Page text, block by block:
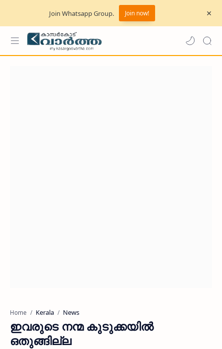
Join Whatsapp Group. Join now!
Home Kerala News
ഇവരുടെ നന്മ കുടുക്കയില്‍
ഒതുങ്ങില്ല